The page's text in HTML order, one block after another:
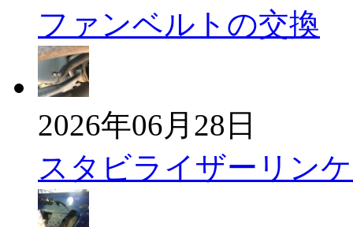
ファンベルトの交換
2026年06月28日
スタビライザーリン